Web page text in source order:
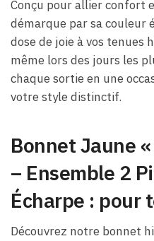
Conçu pour allier confort
démarque par sa
dose de joie à vos tenues
même lors des jours les
chaque sortie en une
votre style distinctif.
Bonnet Jaune
– Ensemble 2
Écharpe : pour
Découvrez notre bonnet